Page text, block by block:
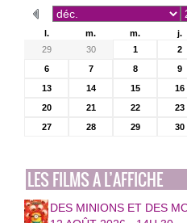
l. m. m. j.
29
30 1 2
6
7 8 9
13
14 15 16
20
21 22 23
27
28 29 30
LES FILMS A L’AFFICHE
DES MINIONS ET DES